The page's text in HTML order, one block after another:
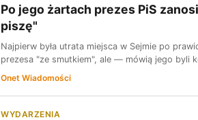
Po jego żartach prezes PiS
piszę"
Najpierw była utrata miejsca w Sejmie po
prezesa "ze smutkiem", ale — mówią jego byli
Onet Wiadomości
WYDARZENIA